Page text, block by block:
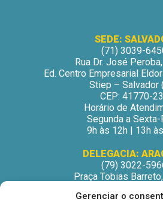
Gerenciar o
SEDE:
(71) 3039-
Rua Dr. José
Ed. Centro Empresarial
Stiep – Salvador
CEP: 41770-
Horário de
Segunda a Sexta-
9h às 12h | 13h
DELEGACIA:
(79) 3022-
Praça Tobias
São José –